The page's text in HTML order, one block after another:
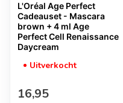
L'Oréal Age Perfect
Cadeauset - Mascara
brown + 4 ml Age
Perfect Cell Renaissance
Daycream
Uitverkocht
Normale prijs
16,95